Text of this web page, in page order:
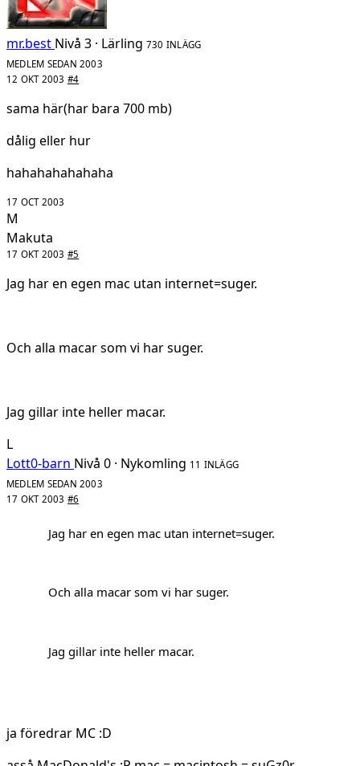
mr.best Nivå 3 · Lärling 730 INLÄGG
MEDLEM SEDAN 2003
12 OKT 2003 #4
sama här(har bara 700 mb)
dålig eller hur
hahahahahahaha
17 OCT 2003
M
Makuta
17 OKT 2003 #5
Jag har en egen mac utan internet=suger.
Och alla macar som vi har suger.
Jag gillar inte heller macar.
L
Lott0-barn Nivå 0 · Nykomling 11 INLÄGG
MEDLEM SEDAN 2003
17 OKT 2003 #6
Jag har en egen mac utan internet=suger.
Och alla macar som vi har suger.
Jag gillar inte heller macar.
ja föredrar MC :D